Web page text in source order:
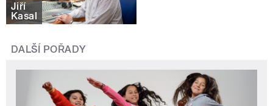
Jiří
Kasal
DALŠÍ POŘADY